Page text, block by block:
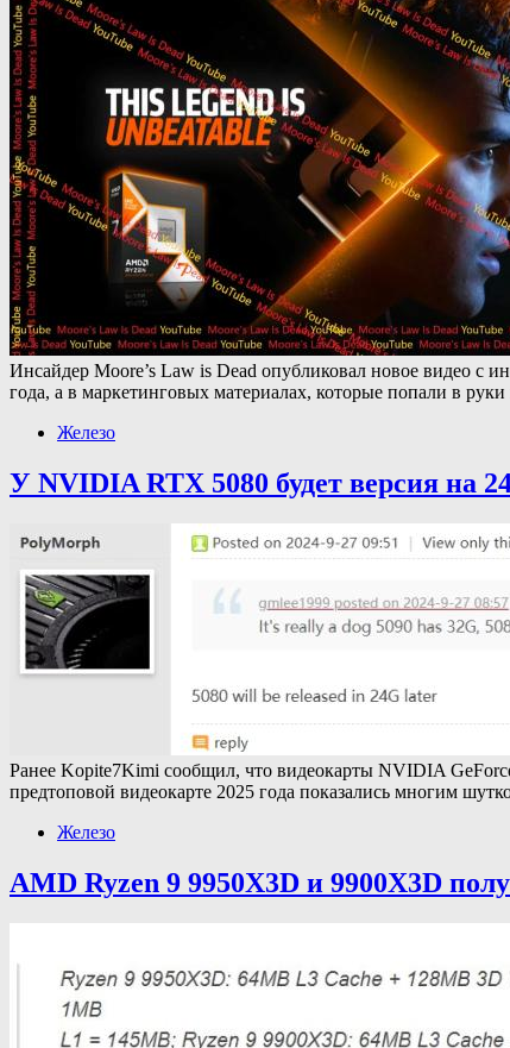
Инсайдер Moore’s Law is Dead опубликовал новое видео с
года, а в маркетинговых материалах, которые попали в
Железо
У NVIDIA RTX 5080 будет версия на
Ранее Kopite7Kimi сообщил, что видеокарты NVIDIA
предтоповой видеокарте 2025 года показались многим
Железо
AMD Ryzen 9 9950X3D и 9900X3D